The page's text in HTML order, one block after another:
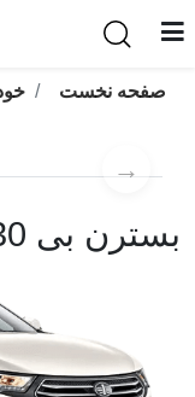
صفحه نخست
→
بسترن بی 30